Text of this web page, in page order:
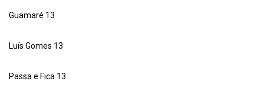
Guamaré 13
Luís Gomes 13
Passa e Fica 13